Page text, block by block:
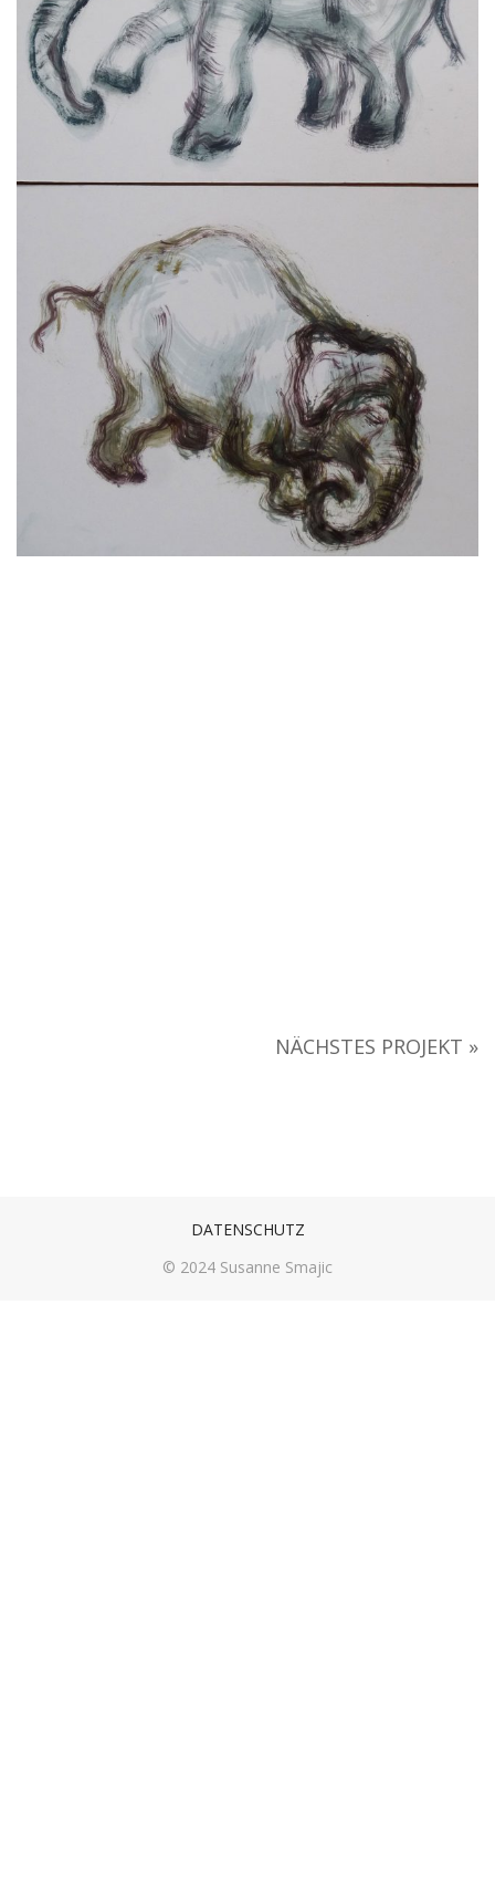
NÄCHSTES PROJEKT »
DATENSCHUTZ
© 2024 Susanne Smajic